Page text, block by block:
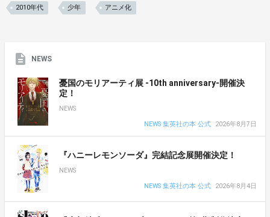
2010年代 少年 アニメ化
NEWS
憂国のモリアーティ展 -10th anniversary-開催決
定！
NEWS
NEWS 集英社の本 公式
2026年8月7日
『ハニーレモンソーダ』完結記念展開催決定！
NEWS
NEWS 集英社の本 公式
2026年8月4日